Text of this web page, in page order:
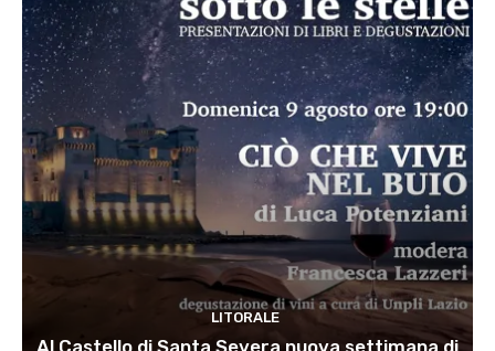
LITORALE
Al Castello di Santa Severa nuova settimana di